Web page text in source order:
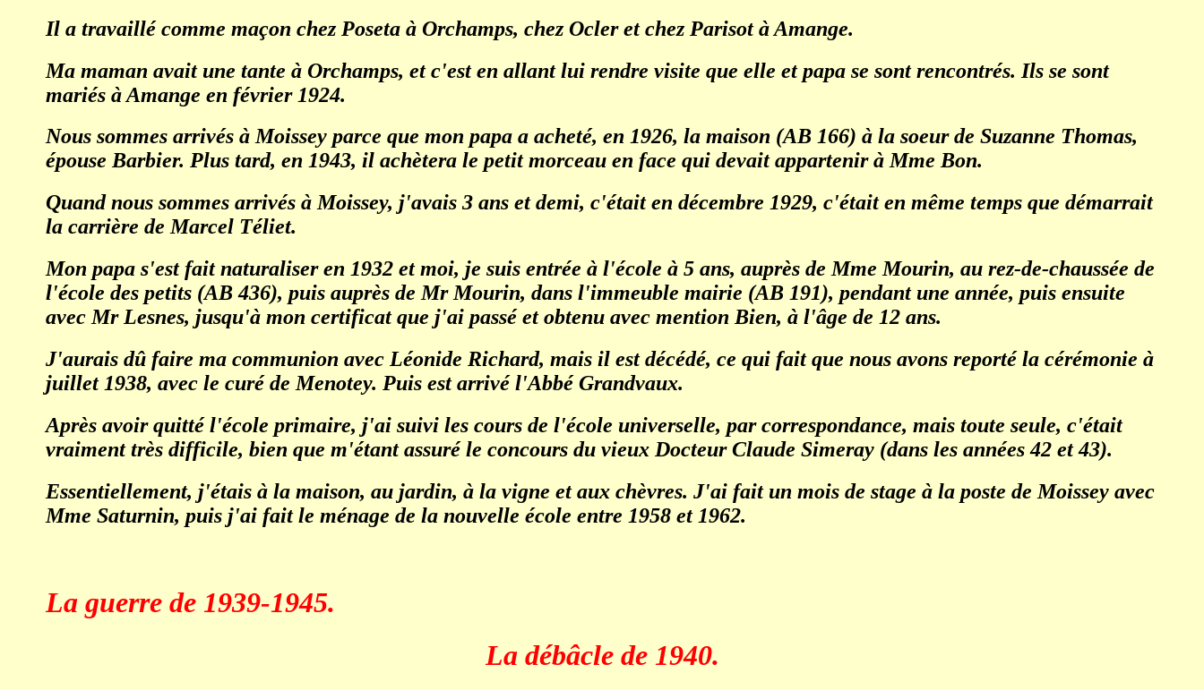
Il a travaillé comme maçon chez Poseta à Orchamps, chez Ocler et chez Parisot à Amange.
Ma maman avait une tante à Orchamps, et c'est en allant lui rendre visite que elle et papa se sont rencontrés. Ils se sont
mariés à Amange en février 1924.
Nous sommes arrivés à Moissey parce que mon papa a acheté, en 1926, la maison (AB 166) à la soeur de Suzanne Thomas,
épouse Barbier. Plus tard, en 1943, il achètera le petit morceau en face qui devait appartenir à Mme Bon.
Quand nous sommes arrivés à Moissey, j'avais 3 ans et demi, c'était en décembre 1929, c'était en même temps que démarrait
la carrière de Marcel Téliet.
Mon papa s'est fait naturaliser en 1932 et moi, je suis entrée à l'école à 5 ans, auprès de Mme Mourin, au rez-de-chaussée de
l'école des petits (AB 436), puis auprès de Mr Mourin, dans l'immeuble mairie (AB 191), pendant une année, puis ensuite
avec Mr Lesnes, jusqu'à mon certificat que j'ai passé et obtenu avec mention Bien, à l'âge de 12 ans.
J'aurais dû faire ma communion avec Léonide Richard, mais il est décédé, ce qui fait que nous avons reporté la cérémonie à
juillet 1938, avec le curé de Menotey. Puis est arrivé l'Abbé Grandvaux.
Après avoir quitté l'école primaire, j'ai suivi les cours de l'école universelle, par correspondance, mais toute seule, c'était
vraiment très difficile, bien que m'étant assuré le concours du vieux Docteur Claude Simeray (dans les années 42 et 43).
Essentiellement, j'étais à la maison, au jardin, à la vigne et aux chèvres. J'ai fait un mois de stage à la poste de Moissey avec
Mme Saturnin, puis j'ai fait le ménage de la nouvelle école entre 1958 et 1962.
La guerre de 1939-1945.
La débâcle de 1940.